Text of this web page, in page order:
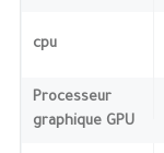
cpu
Processeur
graphique GPU